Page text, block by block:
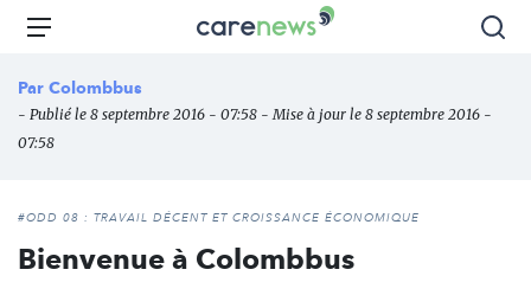
Aller
principal
Carenews,
des
Menu
Par Colombbus
- Publié le 8 septembre 2016 - 07:58 - Mise à jour le 8 septembre 2016 -
07:58
#ODD 08 : TRAVAIL DÉCENT ET CROISSANCE ÉCONOMIQUE
Bienvenue à Colombbus